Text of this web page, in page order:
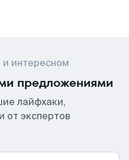
интересном
предложениями
лайфхаки,
от экспертов